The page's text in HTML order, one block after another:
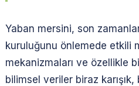
Yaban mersini, son
kuruluğunu önlemede etkili
mekanizmaları ve özellikle
bilimsel veriler biraz